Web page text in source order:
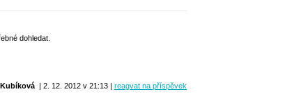
dohledat.
| 2. 12. 2012 v 21:13 | reagvat na příspěvek